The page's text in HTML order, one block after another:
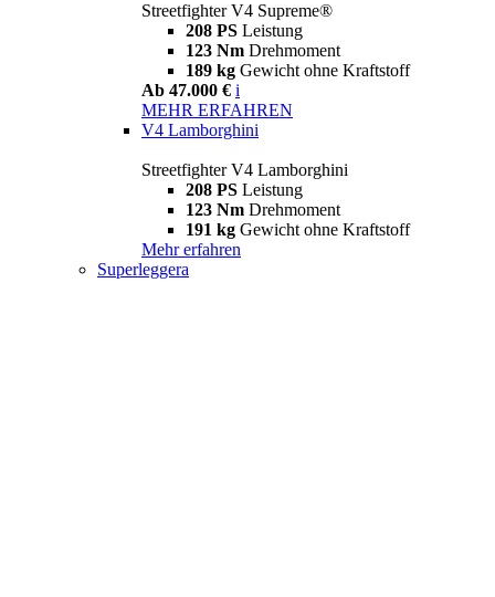
Streetfighter V4 Supreme®
208 PS Leistung
123 Nm Drehmoment
189 kg Gewicht ohne Kraftstoff
Ab 47.000 € i
MEHR ERFAHREN
V4 Lamborghini
Streetfighter V4 Lamborghini
208 PS Leistung
123 Nm Drehmoment
191 kg Gewicht ohne Kraftstoff
Mehr erfahren
Superleggera